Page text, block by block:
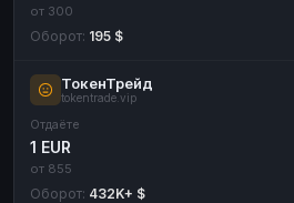
от 300
Оборот: 195 $
ТокенТрейд
tokentrade.vip
Отдаёте
1 EUR
от 855
Оборот: 432K+ $